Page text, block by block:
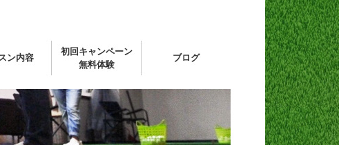
ン内容
初回キャンペーン
無料体験
ブログ